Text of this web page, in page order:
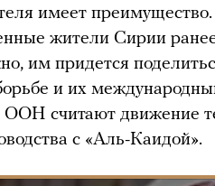
имеет
жители Сирии
им придется
и их
ООН считают движение
с «Аль-Каидой».